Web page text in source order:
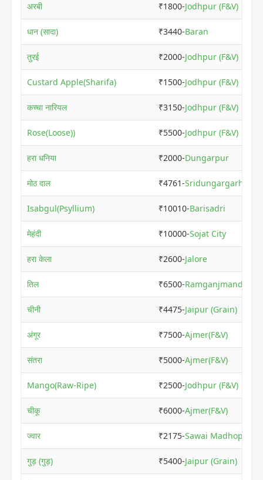
अरबी ₹1800-Jodhpur (F&V)
धान (सादा) ₹3440-Baran
तुरई ₹2000-Jodhpur (F&V)
Custard Apple(Sharifa) ₹1500-Jodhpur (F&V)
कच्चा नारियल ₹3150-Jodhpur (F&V)
Rose(Loose)) ₹5500-Jodhpur (F&V)
हरा धनिया ₹2000-Dungarpur
मोठ दाल ₹4761-Sridungargarh
Isabgul(Psyllium) ₹10010-Barisadri
मेहंदी ₹10000-Sojat City
हरा केला ₹2600-Jalore
तिल ₹6500-Ramganjmandi
चीनी ₹4475-Jaipur (Grain)
अंगूर ₹7500-Ajmer(F&V)
संतरा ₹5000-Ajmer(F&V)
Mango(Raw-Ripe) ₹2500-Jodhpur (F&V)
चीकू ₹6000-Ajmer(F&V)
ज्वार ₹2175-Sawai Madhopur
गुड़ (गुड़) ₹5400-Jaipur (Grain)